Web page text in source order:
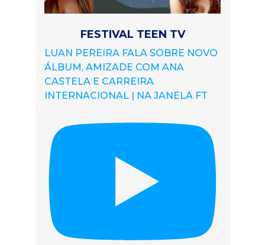
FESTIVAL TEEN TV
LUAN PEREIRA FALA SOBRE NOVO
ÁLBUM, AMIZADE COM ANA
CASTELA E CARREIRA
INTERNACIONAL | NA JANELA FT